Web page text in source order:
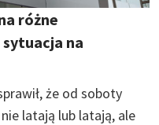
różne
na
że od soboty
latają lub latają, ale